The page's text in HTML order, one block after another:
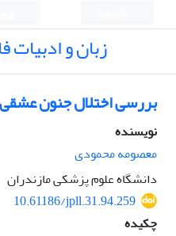
زبان و ادبیات
بررسی اختلال جنون
نویسنده
معصومه محمودی
دانشگاه علوم پزشکی مازندران
10.61186/jpll.31.94.259
چکیده